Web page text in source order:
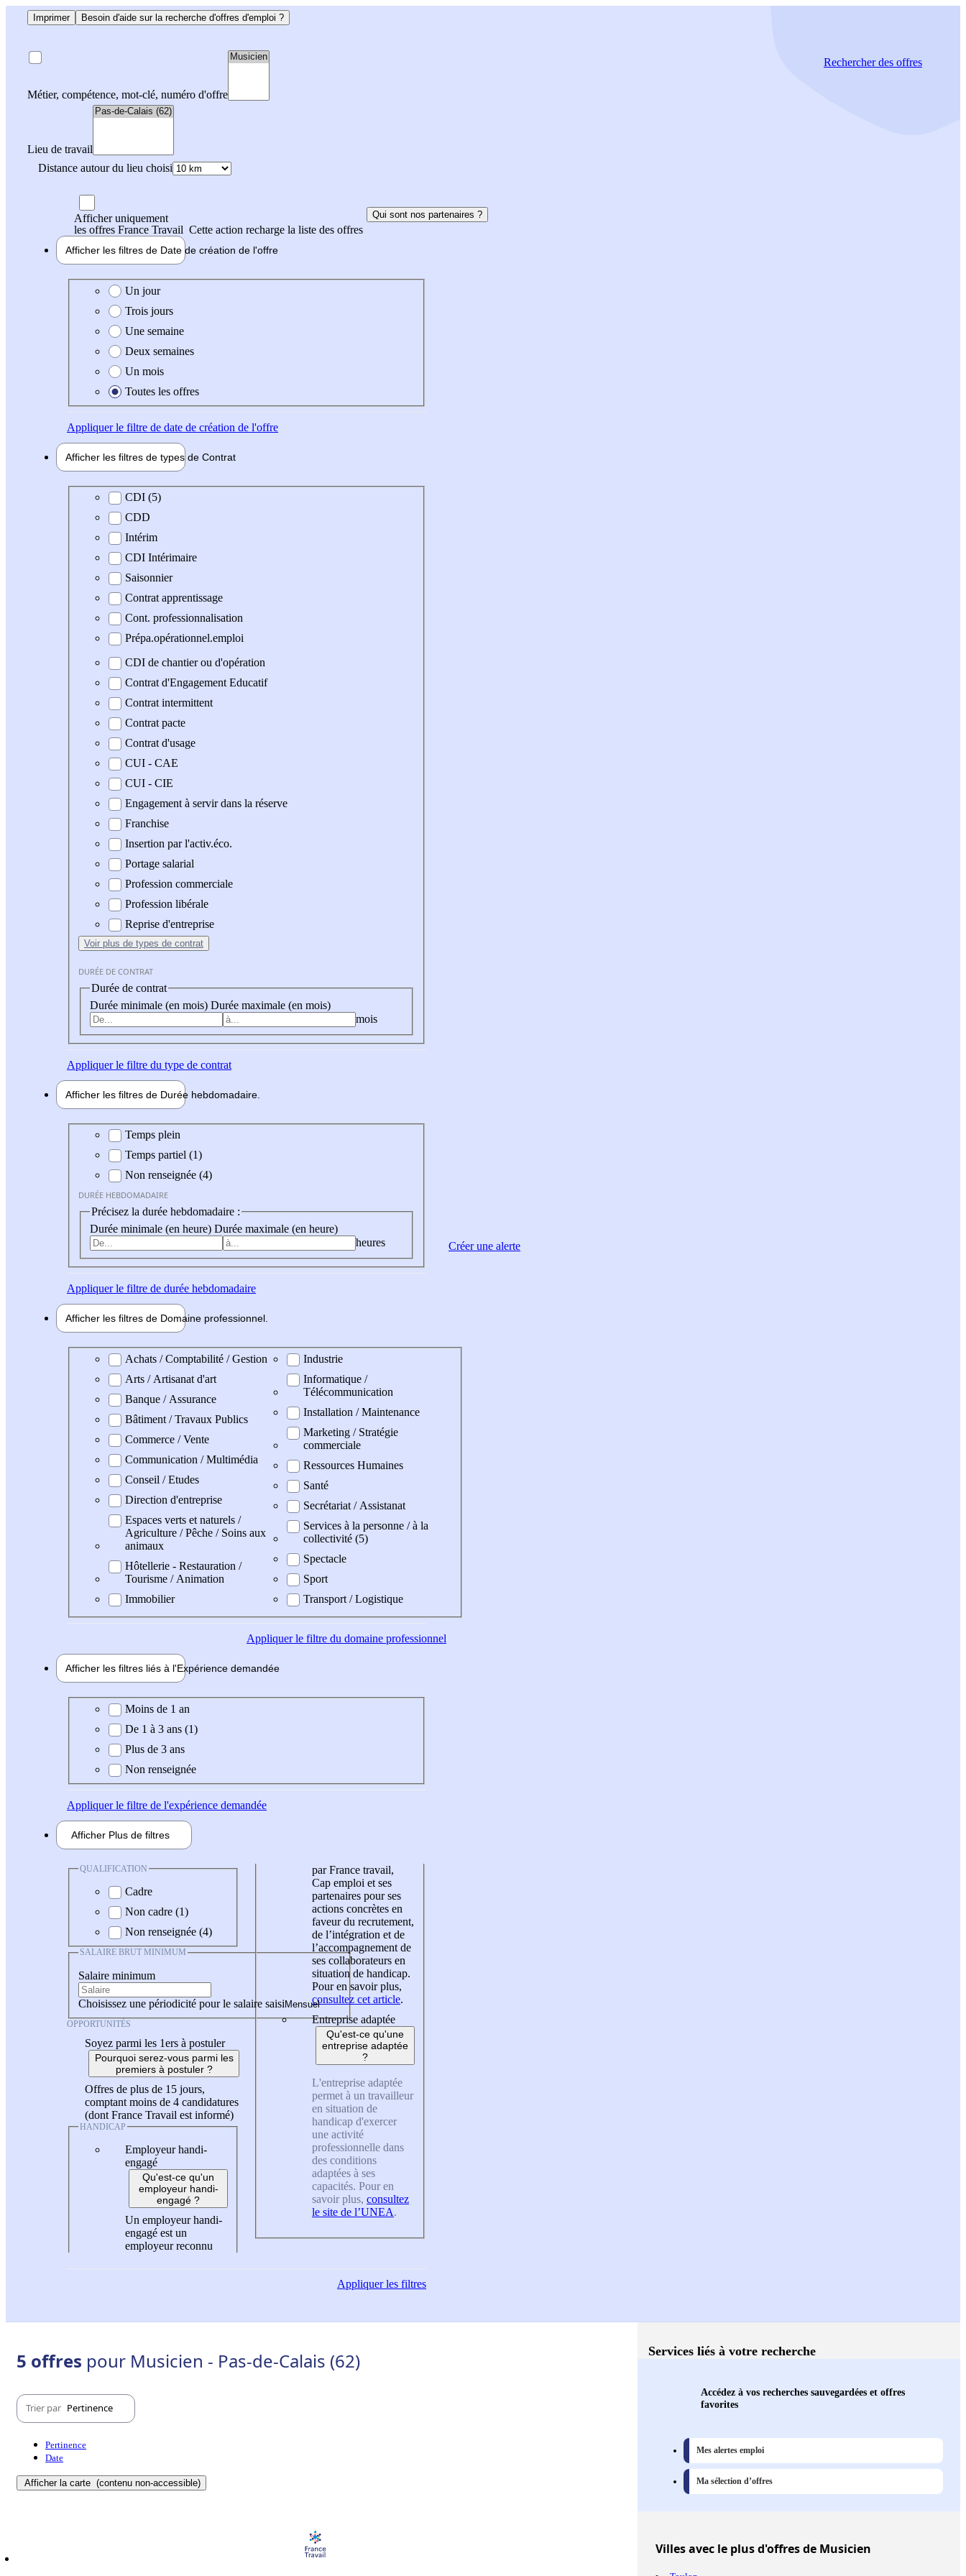
Imprimer Besoin d'aide sur la recherche d'offres d'emploi ?
Métier, compétence, mot-clé, numéro d'offre
Lieu de travail
Distance autour du lieu choisi
Rechercherdes offres
Afficher uniquement
les offres France Travail Cette action recharge la liste des offres
Qui sont nos partenaires ?
Afficher les filtres de Date de création de l'offre
Date de création de l'offre
Un jour
Trois jours
Une semaine
Deux semaines
Un mois
Toutes les offres
Appliquerle filtre de date de création de l'offre
Afficher les filtres de types de Contrat
Type de contrat
CDI (5)
CDD
Intérim
CDI Intérimaire
Saisonnier
Contrat apprentissage
Cont. professionnalisation
Prépa.opérationnel.emploi
CDI de chantier ou d'opération
Contrat d'Engagement Educatif
Contrat intermittent
Contrat pacte
Contrat d'usage
CUI - CAE
CUI - CIE
Engagement à servir dans la réserve
Franchise
Insertion par l'activ.éco.
Portage salarial
Profession commerciale
Profession libérale
Reprise d'entreprise
Voir plus de types de contrat
DURÉE DE CONTRAT
Durée de contrat
Durée minimale (en mois) Durée maximale (en mois)
mois
Appliquerle filtre du type de contrat
Afficher les filtres de Durée hebdomadaire
Durée hebdomadaire
Temps plein
Temps partiel (1)
Non renseignée (4)
DURÉE HEBDOMADAIRE
Précisez la durée hebdomadaire :
Durée minimale (en heure) Durée maximale (en heure)
heures
Appliquerle filtre de durée hebdomadaire
Afficher les filtres de Domaine professionnel
Domaine professionel
Achats / Comptabilité / Gestion
Arts / Artisanat d'art
Banque / Assurance
Bâtiment / Travaux Publics
Commerce / Vente
Communication / Multimédia
Conseil / Etudes
Direction d'entreprise
Espaces verts et naturels /
Agriculture / Pêche / Soins aux
animaux
Hôtellerie - Restauration /
Tourisme / Animation
Immobilier
Industrie
Informatique /
Télécommunication
Installation / Maintenance
Marketing / Stratégie
commerciale
Ressources Humaines
Santé
Secrétariat / Assistanat
Services à la personne / à la
collectivité (5)
Spectacle
Sport
Transport / Logistique
Appliquerle filtre du domaine professionnel
Afficher les filtres liés à l'Expérience demandée
Expérience demandée
Moins de 1 an
De 1 à 3 ans (1)
Plus de 3 ans
Non renseignée
Appliquerle filtre de l'expérience demandée
Afficher Plus de filtres
QUALIFICATION
Cadre
Non cadre (1)
Non renseignée (4)
SALAIRE BRUT MINIMUM
Salaire minimum
Choisissez une périodicité pour le salaire saisi
OPPORTUNITÉS
Soyez parmi les 1ers à postuler
Pourquoi serez-vous parmi les
premiers à postuler ?
Offres de plus de 15 jours,
comptant moins de 4 candidatures
(dont France Travail est informé)
HANDICAP
Employeur handi-
engagé
Qu'est-ce qu'un
employeur handi-
engagé ?
Un employeur handi-
engagé est un
employeur reconnu
par France travail,
Cap emploi et ses
partenaires pour ses
actions concrètes en
faveur du recrutement,
de l’intégration et de
l’accompagnement de
ses collaborateurs en
situation de handicap.
Pour en savoir plus,
consultez cet article.
Entreprise adaptée
Qu'est-ce qu'une
entreprise adaptée
?
L'entreprise adaptée
permet à un travailleur
en situation de
handicap d'exercer
une activité
professionnelle dans
des conditions
adaptées à ses
capacités. Pour en
savoir plus, consultez
le site de l’UNEA.
Appliquerles filtres
Créer une alerte
5 offres pour Musicien - Pas-de-Calais (62)
Trier par Pertinence
Pertinence
Date
Afficher la carte (contenu non-accessible)
Services liés à votre recherche
Accédez à vos recherches sauvegardées et offres
favorites
Mes alertes emploi
Ma sélection d’offres
Villesavec le plus d'offres de Musicien